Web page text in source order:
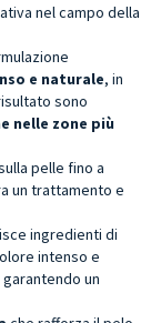
nel campo della
e naturale, in
sono
nelle zone più
pelle fino a
un trattamento e
ingredienti di
intenso e
un